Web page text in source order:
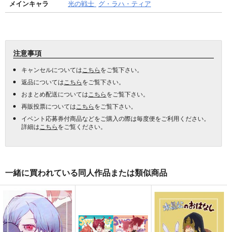
メインキャラ 光の戦士 グ・ラハ・ティア
注意事項
キャンセルについては こちらをご覧下さい。
返品については こちらをご覧下さい。
おまとめ配送については こちらをご覧下さい。
再販投票については こちらをご覧下さい。
イベント応募券付商品などをご購入の際は毎度便をご利用ください。
詳細は こちらをご覧ください。
一緒に買われている同人作品または類似商品